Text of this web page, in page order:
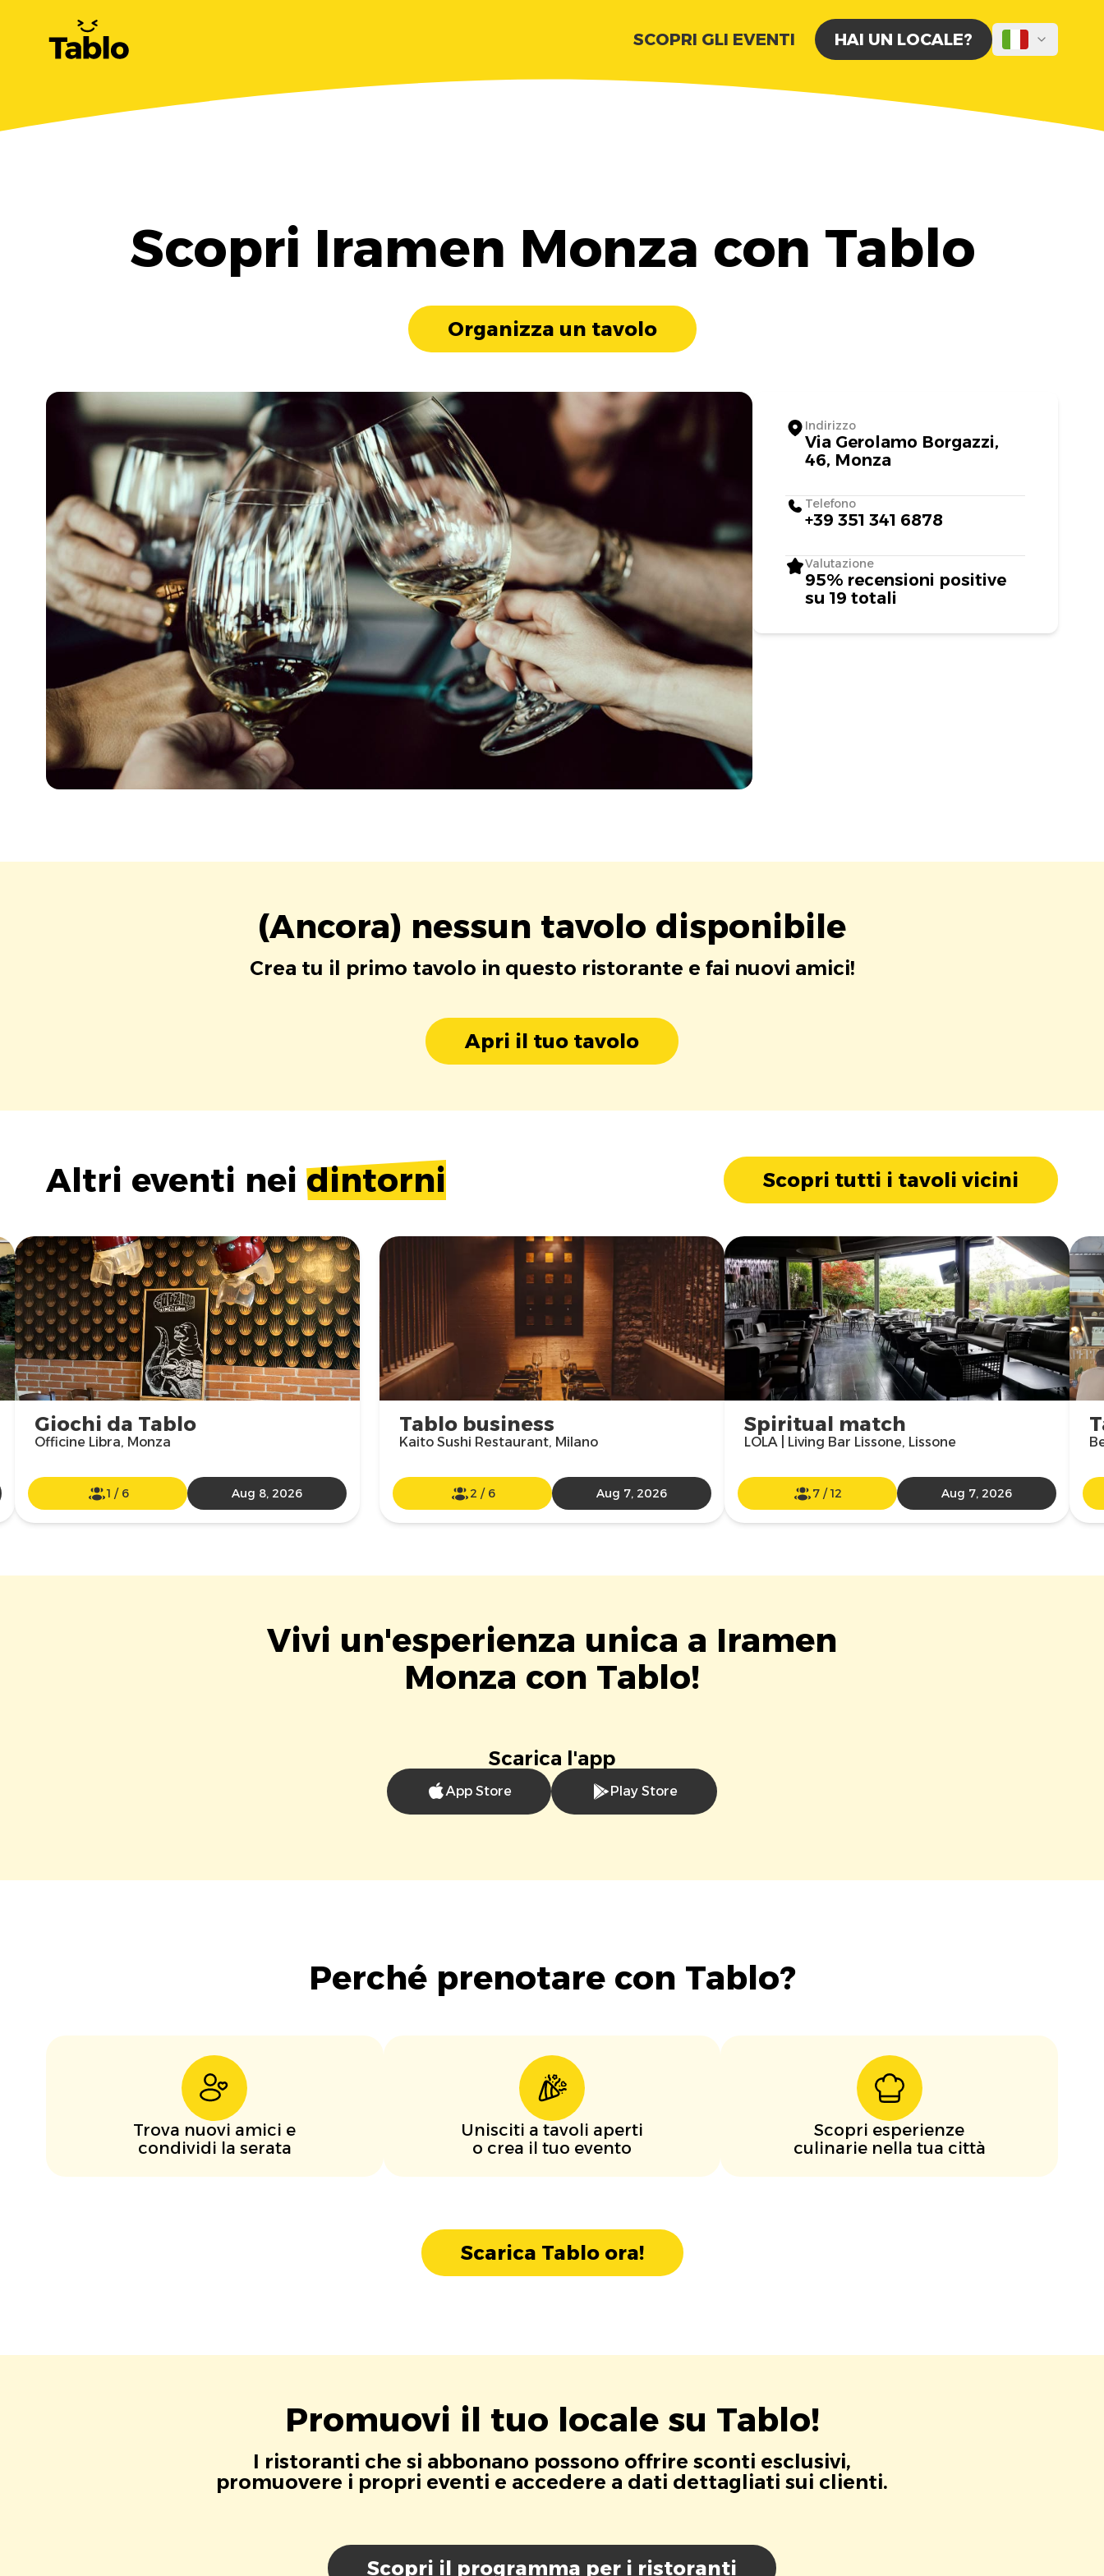
SCOPRI GLI EVENTI HAI UN LOCALE?
Scopri Iramen Monza con Tablo
Organizza un tavolo
Indirizzo
Via Gerolamo Borgazzi,
46, Monza
Telefono
+39 351 341 6878
Valutazione
95% recensioni positive
su 19 totali
(Ancora) nessun tavolo disponibile
Crea tu il primo tavolo in questo ristorante e fai nuovi amici!
Apri il tuo tavolo
Altri eventi nei dintorni Scopri tutti i tavoli vicini
Tablo business
Kaito Sushi Restaurant, Milano
2 / 6 Aug 7, 2026
Spiritual match
LOLA | Living Bar Lissone, Lissone
7 /12 Aug 7, 2026
Giochi da Tablo
Officine Libra, Monza
1 / 6 Aug 8, 2026
Vivi un'esperienza unica a Iramen
Monza con Tablo!
Scarica l'app
App Store Play Store
Perché prenotare con Tablo?
Trova nuovi amici e
condividi la serata
Unisciti a tavoli aperti
o crea il tuo evento
Scopri esperienze
culinarie nella tua città
Scarica Tablo ora!
Promuovi il tuo locale su Tablo!
I ristoranti che si abbonano possono offrire sconti esclusivi,
promuovere i propri eventi e accedere a dati dettagliati sui clienti.
Scopri il programma per i ristoranti